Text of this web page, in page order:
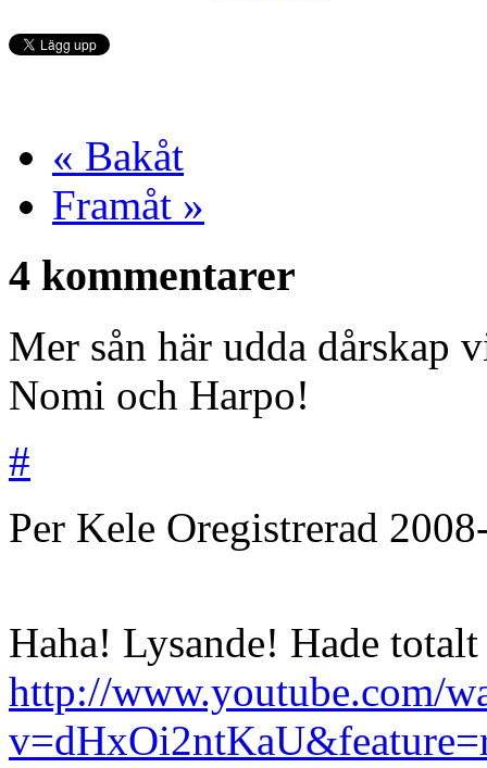
« Bakåt
Framåt »
4 kommentarer
Mer sån här udda dårskap
Nomi och Harpo!
#
Per Kele Oregistrerad
Haha! Lysande! Hade
http://www.youtube.com/